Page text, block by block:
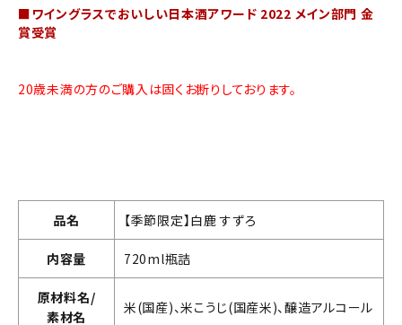
■ワイングラスでおいしい日本酒アワード 2022 メイン部門 金
賞受賞
20歳未満の方のご購入は固くお断りしております。
品名 【季節限定】白鹿 すずろ
内容量 720ml瓶詰
原材料名/
素材名
米(国産)、米こうじ(国産米)、醸造アルコール